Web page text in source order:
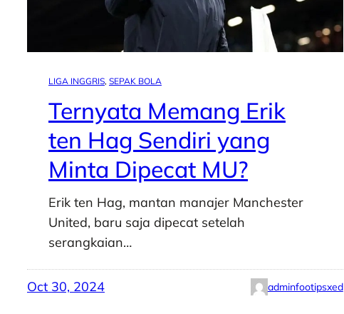
LIGA INGGRIS, SEPAK BOLA
Ternyata Memang Erik
ten Hag Sendiri yang
Minta Dipecat MU?
Erik ten Hag, mantan manajer Manchester
United, baru saja dipecat setelah
serangkaian…
Oct 30, 2024 adminfootipsxed